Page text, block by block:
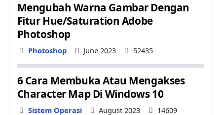
Mengubah Warna Gambar Dengan
Fitur Hue/Saturation Adobe
Photoshop
Details
Photoshop June 2023 52435
6 Cara Membuka Atau Mengakses
Character Map Di Windows 10
Details
Sistem Operasi August 2023 14609